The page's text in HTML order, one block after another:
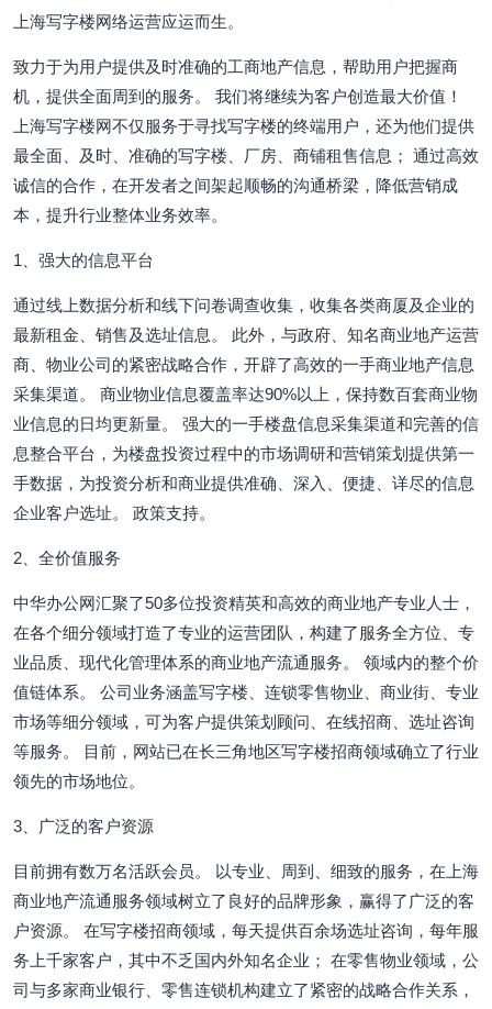
上海写字楼网络运营应运而生。
致力于为用户提供及时准确的工商地产信息，帮助用户把握商
机，提供全面周到的服务。 我们将继续为客户创造最大价值！
上海写字楼网不仅服务于寻找写字楼的终端用户，还为他们提供
最全面、及时、准确的写字楼、厂房、商铺租售信息； 通过高效
诚信的合作，在开发者之间架起顺畅的沟通桥梁，降低营销成
本，提升行业整体业务效率。
1、强大的信息平台
通过线上数据分析和线下问卷调查收集，收集各类商厦及企业的
最新租金、销售及选址信息。 此外，与政府、知名商业地产运营
商、物业公司的紧密战略合作，开辟了高效的一手商业地产信息
采集渠道。 商业物业信息覆盖率达90%以上，保持数百套商业物
业信息的日均更新量。 强大的一手楼盘信息采集渠道和完善的信
息整合平台，为楼盘投资过程中的市场调研和营销策划提供第一
手数据，为投资分析和商业提供准确、深入、便捷、详尽的信息
企业客户选址。 政策支持。
2、全价值服务
中华办公网汇聚了50多位投资精英和高效的商业地产专业人士，
在各个细分领域打造了专业的运营团队，构建了服务全方位、专
业品质、现代化管理体系的商业地产流通服务。 领域内的整个价
值链体系。 公司业务涵盖写字楼、连锁零售物业、商业街、专业
市场等细分领域，可为客户提供策划顾问、在线招商、选址咨询
等服务。 目前，网站已在长三角地区写字楼招商领域确立了行业
领先的市场地位。
3、广泛的客户资源
目前拥有数万名活跃会员。 以专业、周到、细致的服务，在上海
商业地产流通服务领域树立了良好的品牌形象，赢得了广泛的客
户资源。 在写字楼招商领域，每天提供百余场选址咨询，每年服
务上千家客户，其中不乏国内外知名企业； 在零售物业领域，公
司与多家商业银行、零售连锁机构建立了紧密的战略合作关系，